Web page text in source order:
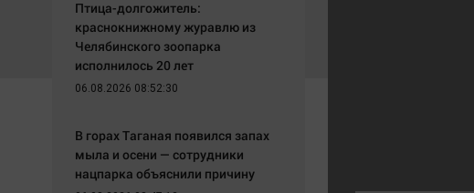
Здоровье
Архив
Общество
Политика
Технологии
Отраслевые темы
Птица-долгожитель:
краснокнижному журавлю из
Челябинского зоопарка
исполнилось 20 лет
06.08.2026 08:52:30
В горах Таганая появился запах
мыла и осени — сотрудники
нацпарка объяснили причину